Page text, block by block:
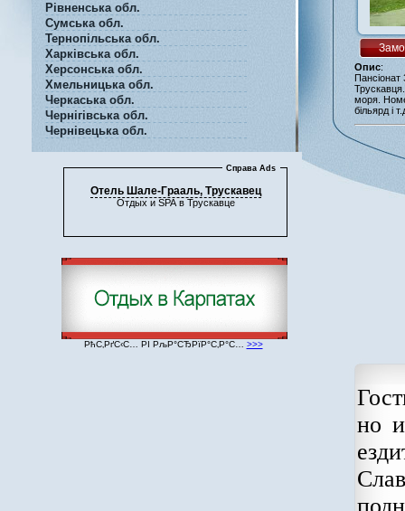
Опис:
Пансіонат
моря.
більярд і
но
Рівненська обл.
Сумська обл.
Тернопільська обл.
Харківська обл.
Херсонська обл.
Хмельницька обл.
Черкаська обл.
Чернігівська обл.
Чернівецька обл.
Справа Ads
Отель Шале-Грааль, Трускавец
Отдых и SPA в Трускавце
РћС‚РґС‹С… РІ РљР°СЂРїР°С‚Р°С… >>>